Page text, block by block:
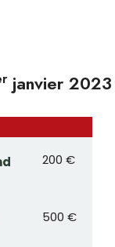
janvier 2023
200 €
500 €